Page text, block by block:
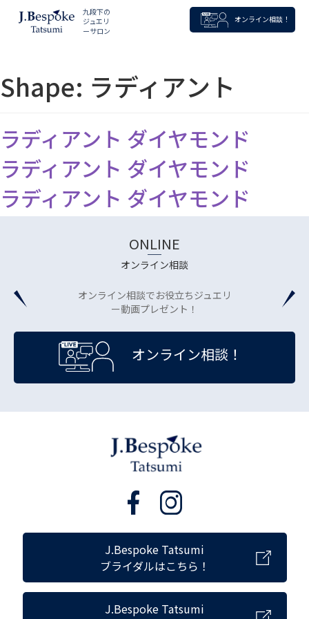
九段下の
ジュエリ
ーサロン
オンライン相談！
Shape: ラディアント
ラディアント ダイヤモンド
ラディアント ダイヤモンド
ラディアント ダイヤモンド
ONLINE
オンライン相談
オンライン相談でお役立ちジュエリ
ー動画プレゼント！
オンライン相談！
J.Bespoke Tatsumi
ブライダルはこちら！
J.Bespoke Tatsumi